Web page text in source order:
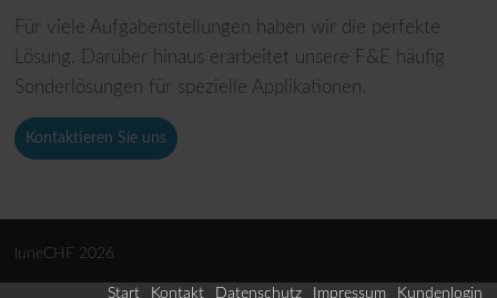
Für viele Aufgabenstellungen haben wir die perfekte
Lösung. Darüber hinaus erarbeitet unsere F&E häufig
Sonderlösungen für spezielle Applikationen.
Kontaktieren Sie uns
luneCHF 2026
Start Kontakt Datenschutz Impressum Kundenlogin